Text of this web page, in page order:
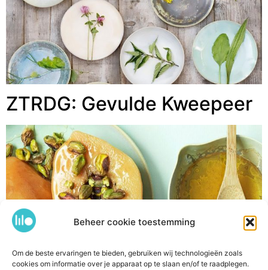
Beheer cookie toestemming
Om de beste ervaringen te bieden, gebruiken wij technologieën zoals
cookies om informatie over je apparaat op te slaan en/of te raadplegen.
ZTRDG: Gevulde Kweepeer